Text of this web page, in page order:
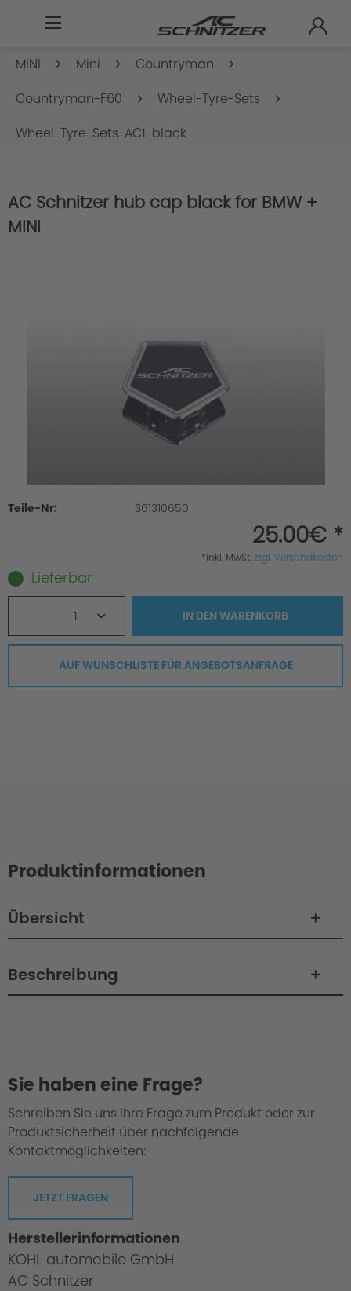
MINI Mini
Countryman
Countryman-F60
Wheel-Tyre-Sets
Wheel-Tyre-Sets-AC1-black
AC Schnitzer hub cap black for BMW +
MINI
Teile-Nr: 361310650
25.00€ *
*inkl. MwSt.zzgl. Versandkosten
Lieferbar
1 IN DENWARENKORB
AUF WUNSCHLISTE FÜR ANGEBOTSANFRAGE
Produktinformationen
Übersicht
Beschreibung
Sie haben eine Frage?
Schreiben Sie uns Ihre Frage zum Produkt oder zur
Produktsicherheit über nachfolgende
Kontaktmöglichkeiten:
JETZT FRAGEN
Herstellerinformationen
KOHL automobile GmbH
AC Schnitzer